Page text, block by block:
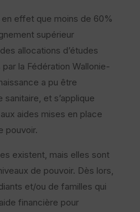
effet que moins de 60%
supérieur
allocations d’études
la Fédération Wallonie-
a pu être
et s’applique
aides mises en place
pouvoir.
existent, mais elles sont
de pouvoir. Dès lors,
et/ou de familles qui
financière pour